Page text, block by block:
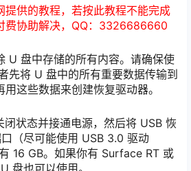
提供的教程，若按此教程不能完成
费协助解决，QQ：3326686660
U 盘中存储的所有内容。请确保使
先将 U 盘中的所有重要数据传输到
这些数据来创建恢复驱动器。
状态并接通电源，然后将 USB 恢
（尽可能使用 USB 3.0 驱动
16 GB。如果你有 Surface RT 或